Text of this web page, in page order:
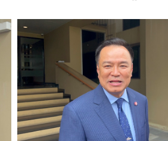
“เสี่ยหนู” หยอดไม่กล้ามีเรื่องกับนายก
เทอมแน่นอน